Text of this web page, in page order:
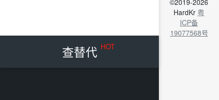
查替代 HOT
©2019-2026
HardKr 粤
ICP备
19077568号